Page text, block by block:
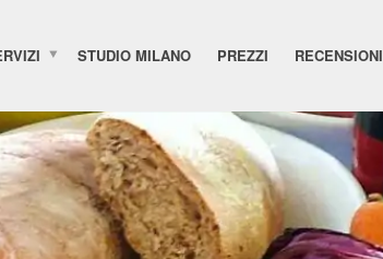
STUDIO MILANO PREZZI RECENSIONI